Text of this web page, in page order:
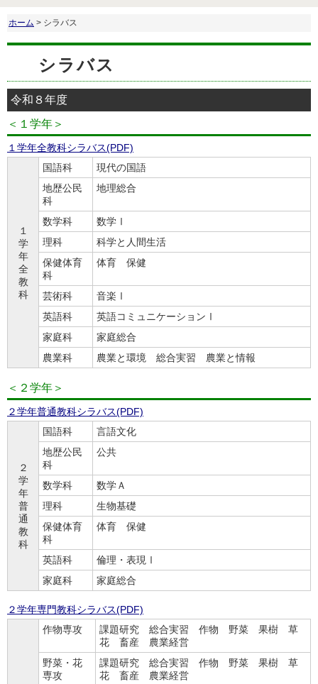
ホーム > シラバス
シラバス
令和８年度
＜１学年＞
１学年全教科シラバス(PDF)
１
学
年
全
教
科
国語科
現代の国語
地歴公民
科
地理総合
数学科
数学Ⅰ
理科
科学と人間生活
保健体育
科
体育 保健
芸術科
音楽Ⅰ
英語科
英語コミュニケーションⅠ
家庭科
家庭総合
農業科
農業と環境 総合実習 農業と情報
＜２学年＞
２学年普通教科シラバス(PDF)
２
学
年
普
通
教
科
国語科
言語文化
地歴公民
科
公共
数学科
数学Ａ
理科
生物基礎
保健体育
科
体育 保健
英語科
倫理・表現Ⅰ
家庭科
家庭総合
２学年専門教科シラバス(PDF)
作物専攻
課題研究 総合実習 作物 野菜 果樹 草
花 畜産 農業経営
野菜・花
専攻
課題研究 総合実習 作物 野菜 果樹 草
花 畜産 農業経営